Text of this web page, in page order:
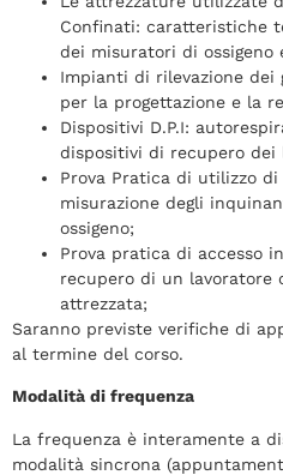
Confinati: caratteristiche
dei misuratori di ossigeno
Impianti di rilevazione dei
per la progettazione e la
Dispositivi D.P.I:
dispositivi di recupero dei
Prova Pratica di utilizzo
misurazione degli
ossigeno;
Prova pratica di accesso
recupero di un lavoratore
attrezzata;
Saranno previste verifiche di
al termine del corso.
Modalità di frequenza
La frequenza è interamente a
modalità sincrona